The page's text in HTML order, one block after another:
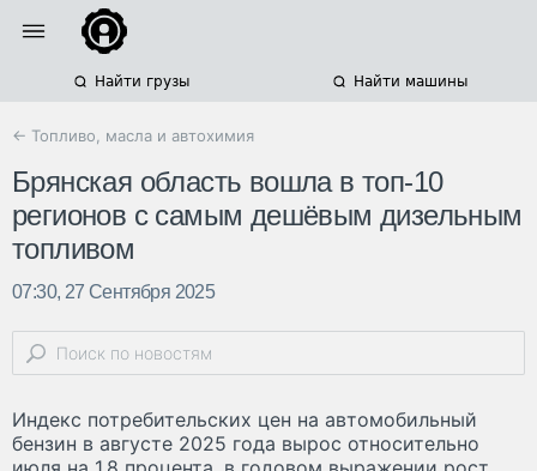
Найти грузы Найти машины
← Топливо, масла и автохимия
Брянская область вошла в топ-10
регионов с самым дешёвым дизельным
топливом
07:30, 27 Сентября 2025
Индекс потребительских цен на автомобильный
бензин в августе 2025 года вырос относительно